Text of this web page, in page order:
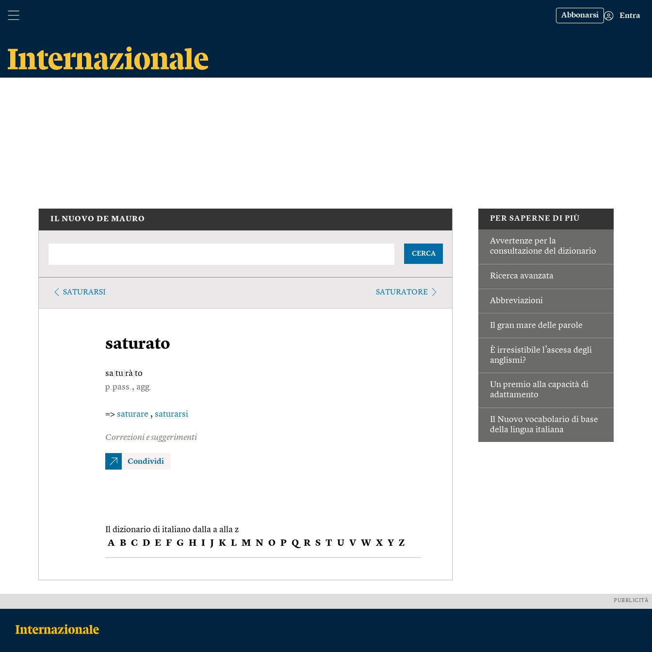
Abbonarsi Entra
PER SAPERNE DI PIÙ
Avvertenze per la
consultazione del dizionario
Ricerca avanzata
Abbreviazioni
Il gran mare delle parole
È irresistibile l’ascesa degli
anglismi?
Un premio alla capacità di
adattamento
Il Nuovo vocabolario di base
della lingua italiana
IL NUOVO DE MAURO
CERCA
SATURARSI SATURATORE
saturato
sa tu rà to
p.pass., agg.
=> saturare , saturarsi
Correzioni e suggerimenti
Condividi
Il dizionario di italiano dalla a alla z
A B C D E F G H I J K L M N O P Q R S T U V W X Y Z
PUBBLICITÀ